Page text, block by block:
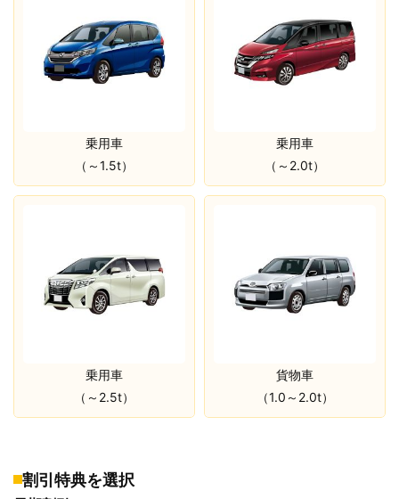
乗用車
（～1.5t）
乗用車
（～2.0t）
乗用車
（～2.5t）
貨物車
（1.0～2.0t）
割引特典を選択